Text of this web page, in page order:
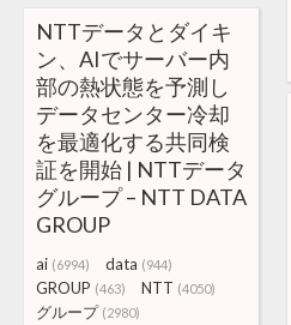
NTTデータとダイキ
ン、AIでサーバー内
部の熱状態を予測し
データセンター冷却
を最適化する共同検
証を開始 | NTTデータ
グループ – NTT DATA
GROUP
ai (6994) data (944)
GROUP (463) NTT (4050)
グループ (2980)